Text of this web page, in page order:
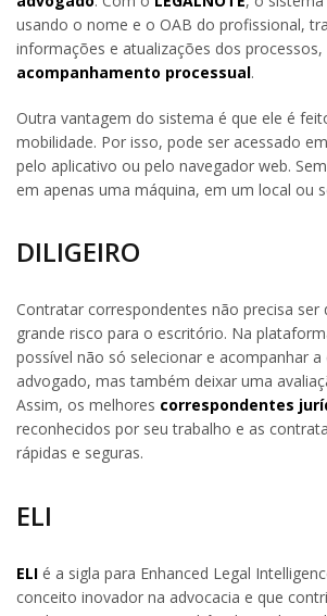
usando o nome e o OAB do profissional,
informações e atualizações dos
acompanhamento processual.
Outra vantagem do sistema é que ele é
mobilidade. Por isso, pode ser acessado
pelo aplicativo ou pelo navegador web.
em apenas uma máquina, em um local ou
DILIGEIRO
Contratar correspondentes não precisa ser
grande risco para o escritório. Na
possível não só selecionar e acompanhar
advogado, mas também deixar uma
Assim, os melhores correspondentes
reconhecidos por seu trabalho e as
rápidas e seguras.
ELI
ELI é a sigla para Enhanced Legal
conceito inovador na advocacia e que